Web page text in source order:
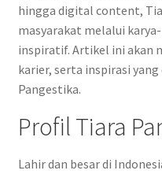
hingga digital content,
masyarakat melalui
inspiratif. Artikel ini akan
karier, serta inspirasi
Pangestika.
Profil Tiara
Lahir dan besar di